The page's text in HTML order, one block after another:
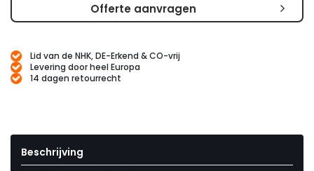
Offerte aanvragen
Lid van de NHK, DE-Erkend & CO-vrij
Levering door heel Europa
14 dagen retourrecht
Beschrijving